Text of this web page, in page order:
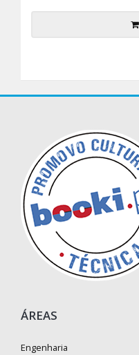
ÁREAS
Engenharia